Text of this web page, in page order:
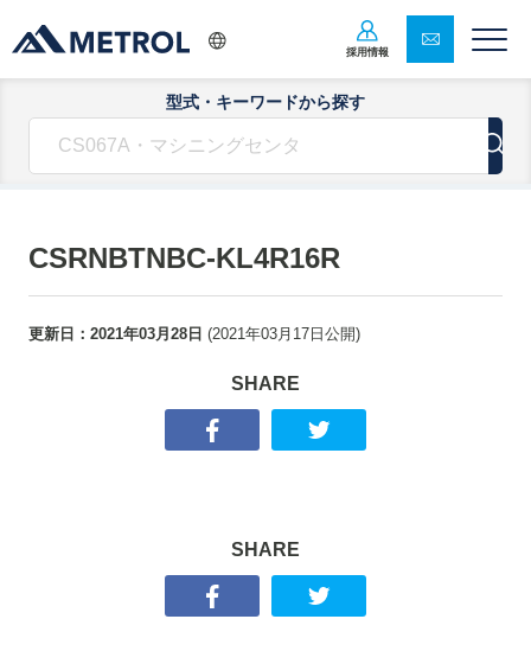
採用情報
型式・キーワードから探す
CSRNBTNBC-KL4R16R
更新日： 2021年03月28日 (2021年03月17日 公開)
SHARE
SHARE